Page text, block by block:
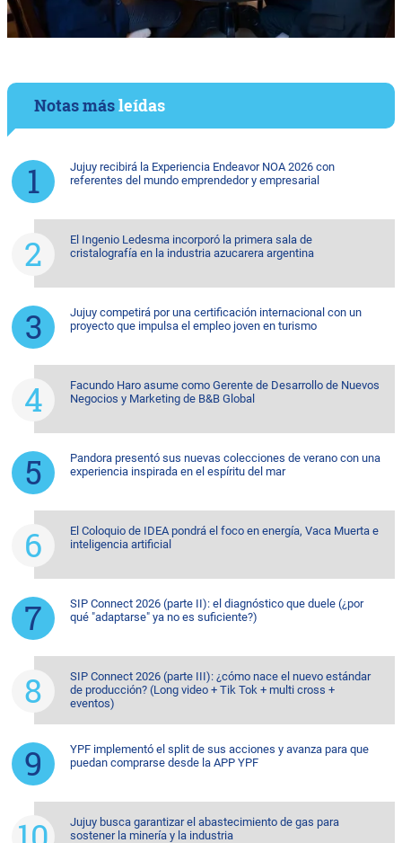
Notas másleídas
Jujuy recibirá la Experiencia Endeavor NOA 2026 con
referentes del mundo emprendedor y empresarial
El Ingenio Ledesma incorporó la primera sala de
cristalografía en la industria azucarera argentina
Jujuy competirá por una certificación internacional con un
proyecto que impulsa el empleo joven en turismo
Facundo Haro asume como Gerente de Desarrollo de Nuevos
Negocios y Marketing de B&B Global
Pandora presentó sus nuevas colecciones de verano con una
experiencia inspirada en el espíritu del mar
El Coloquio de IDEA pondrá el foco en energía, Vaca Muerta e
inteligencia artificial
SIP Connect 2026 (parte II): el diagnóstico que duele (¿por
qué "adaptarse" ya no es suficiente?)
SIP Connect 2026 (parte III): ¿cómo nace el nuevo estándar
de producción? (Long video + Tik Tok + multi cross +
eventos)
YPF implementó el split de sus acciones y avanza para que
puedan comprarse desde la APP YPF
Jujuy busca garantizar el abastecimiento de gas para
sostener la minería y la industria